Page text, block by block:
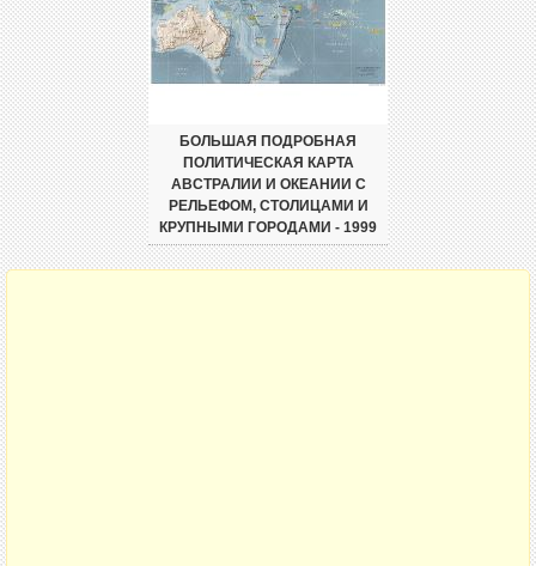
БОЛЬШАЯ ПОДРОБНАЯ
ПОЛИТИЧЕСКАЯ КАРТА
АВСТРАЛИИ И ОКЕАНИИ С
РЕЛЬЕФОМ, СТОЛИЦАМИ И
КРУПНЫМИ ГОРОДАМИ - 1999